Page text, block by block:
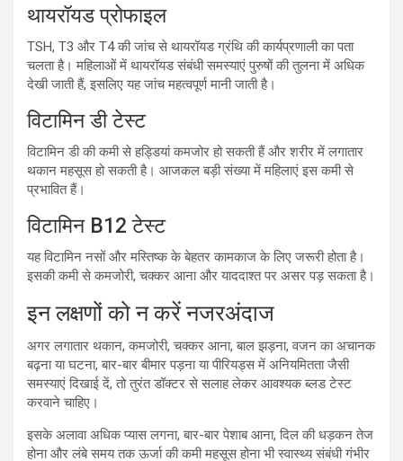
थायरॉयड प्रोफाइल
TSH, T3 और T4 की जांच से थायरॉयड ग्रंथि की कार्यप्रणाली का पता
चलता है। महिलाओं में थायरॉयड संबंधी समस्याएं पुरुषों की तुलना में अधिक
देखी जाती हैं, इसलिए यह जांच महत्वपूर्ण मानी जाती है।
विटामिन डी टेस्ट
विटामिन डी की कमी से हड्डियां कमजोर हो सकती हैं और शरीर में लगातार
थकान महसूस हो सकती है। आजकल बड़ी संख्या में महिलाएं इस कमी से
प्रभावित हैं।
विटामिन B12 टेस्ट
यह विटामिन नसों और मस्तिष्क के बेहतर कामकाज के लिए जरूरी होता है।
इसकी कमी से कमजोरी, चक्कर आना और याददाश्त पर असर पड़ सकता है।
इन लक्षणों को न करें नजरअंदाज
अगर लगातार थकान, कमजोरी, चक्कर आना, बाल झड़ना, वजन का अचानक
बढ़ना या घटना, बार-बार बीमार पड़ना या पीरियड्स में अनियमितता जैसी
समस्याएं दिखाई दें, तो तुरंत डॉक्टर से सलाह लेकर आवश्यक ब्लड टेस्ट
करवाने चाहिए।
इसके अलावा अधिक प्यास लगना, बार-बार पेशाब आना, दिल की धड़कन तेज
होना और लंबे समय तक ऊर्जा की कमी महसूस होना भी स्वास्थ्य संबंधी गंभीर